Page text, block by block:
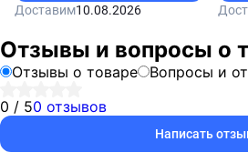
Доставим10.08.2026
Отзывы и вопросы о
Отзывы о товаре
Вопросы и
0 / 50 отзывов
Написать